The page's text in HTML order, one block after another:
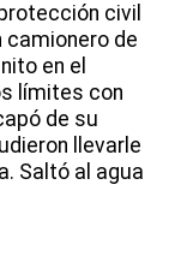
civil
de
en el
límites con
de su
llevarle
Saltó al agua